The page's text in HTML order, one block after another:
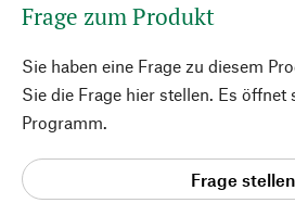
Frage zum Produkt
Sie haben eine Frage zu diesem
Sie die Frage hier stellen. Es
Programm.
Frage stellen